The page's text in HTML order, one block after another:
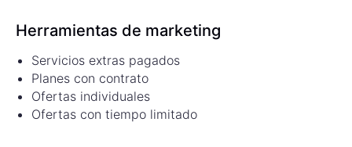
Herramientas de marketing
Servicios extras pagados
Planes con contrato
Ofertas individuales
Ofertas con tiempo limitado